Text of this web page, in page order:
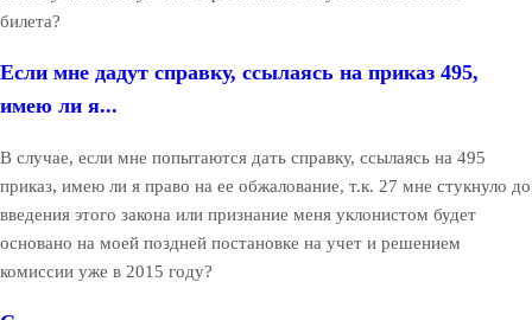
билета?
Если мне дадут справку, ссылаясь на приказ 495,
имею ли я...
В случае, если мне попытаются дать справку, ссылаясь на 495
приказ, имею ли я право на ее обжалование, т.к. 27 мне стукнуло до
введения этого закона или признание меня уклонистом будет
основано на моей поздней постановке на учет и решением
комиссии уже в 2015 году?